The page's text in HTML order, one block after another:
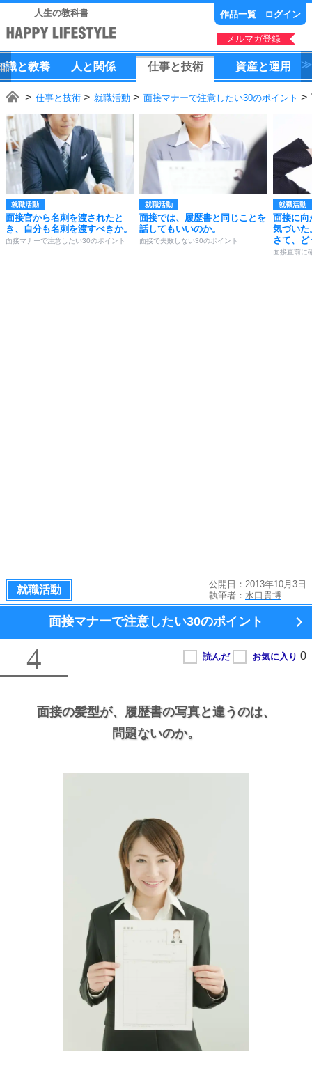
人生の教科書 作品一覧 ログイン
メルマガ登録
識と教養 人 と 関係 仕事と技術 資産と運用
仕事と技術 就職活動 面接マナーで注意したい30のポイント
就職活動
面接官から名刺を渡されたと
き、自分も名刺を渡すべきか。
面接マナーで注意したい30のポイント
就職活動
面接では、履歴書と同じことを
話してもいいのか。
面接で失敗しない30のポイント
就職活動
面接に向
気づいた
さて、ど
面接直前に
就職活動
公開日：2013年10月3日
執筆者： 水口貴博
面接マナーで注意したい30のポイント
4
面接の髪型が、 履歴書の写真と違うのは、
問題ないのか。